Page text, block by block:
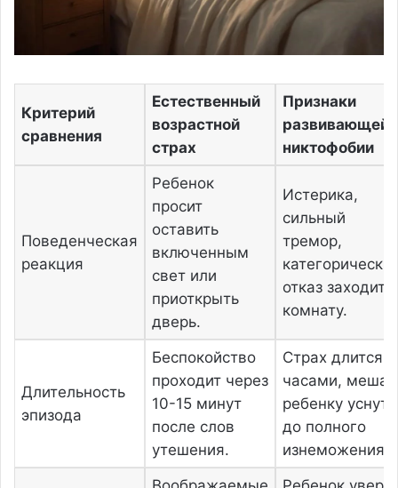
Критерий
сравнения
Естественный
возрастной
страх
Признаки
никтофобии
Поведенческая
реакция
Ребенок
просит
оставить
включенным
свет или
приоткрыть
дверь.
Истерика,
сильный
тремор,
отказ заходить
комнату.
Длительность
эпизода
Беспокойство
проходит через
10-15 минут
после слов
утешения.
Страх длится
часами, мешая
ребенку уснуть
до полного
изнеможения.